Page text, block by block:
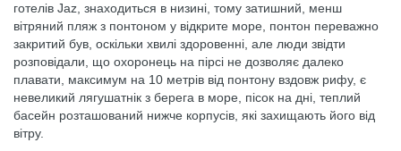
готелів Jaz, знаходиться в низині, тому затишний, менш
вітряний пляж з понтоном у відкрите море, понтон переважно
закритий був, оскільки хвилі здоровенні, але люди звідти
розповідали, що охоронець на пірсі не дозволяє далеко
плавати, максимум на 10 метрів від понтону вздовж рифу, є
невеликий лягушатнік з берега в море, пісок на дні, теплий
басейн розташований нижче корпусів, які захищають його від
вітру.